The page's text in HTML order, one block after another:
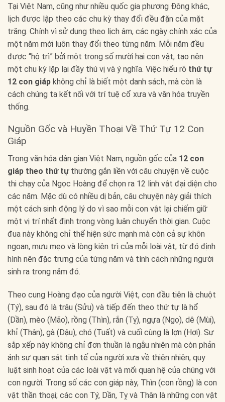
Tại Việt Nam, cũng như nhiều quốc gia phương Đông khác,
lịch được lập theo các chu kỳ thay đổi đều đặn của mặt
trăng. Chính vì sử dụng theo lịch âm, các ngày chính xác của
một năm mới luôn thay đổi theo từng năm. Mỗi năm đều
được “hộ trì” bởi một trong số mười hai con vật, tạo nên
một chu kỳ lặp lại đầy thú vị và ý nghĩa. Việc hiểu rõ thứ tự
12 con giáp không chỉ là biết một danh sách, mà còn là
cách chúng ta kết nối với trí tuệ cổ xưa và văn hóa truyền
thống.
Nguồn Gốc và Huyền Thoại Về Thứ Tự 12 Con
Giáp
Trong văn hóa dân gian Việt Nam, nguồn gốc của 12 con
giáp theo thứ tựthường gắn liền với câu chuyện về cuộc
thi chạy của Ngọc Hoàng để chọn ra 12 linh vật đại diện cho
các năm. Mặc dù có nhiều dị bản, câu chuyện này giải thích
một cách sinh động lý do vì sao mỗi con vật lại chiếm giữ
một vị trí nhất định trong vòng luân chuyển thời gian. Cuộc
đua này không chỉ thể hiện sức mạnh mà còn cả sự khôn
ngoan, mưu mẹo và lòng kiên trì của mỗi loài vật, từ đó định
hình nên đặc trưng của từng năm và tính cách những người
sinh ra trong năm đó.
Theo cung Hoàng đạo của người Việt, con đầu tiên là chuột
(Tý), sau đó là trâu (Sửu) và tiếp đến theo thứ tự là hổ
(Dần), mèo (Mão), rồng (Thìn), rắn (Tỵ), ngựa (Ngọ), dê (Mùi),
khỉ (Thân), gà (Dậu), chó (Tuất) và cuối cùng là lợn (Hợi). Sự
sắp xếp này không chỉ đơn thuần là ngẫu nhiên mà còn phản
ánh sự quan sát tinh tế của người xưa về thiên nhiên, quy
luật sinh hoạt của các loài vật và mối quan hệ của chúng với
con người. Trong số các con giáp này, Thìn (con rồng) là con
vật thần thoại; các con Tý, Dần, Tỵ và Thân là những con vật